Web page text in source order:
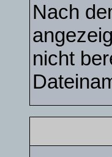
Nach
nicht